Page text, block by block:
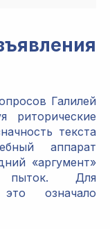
Галилей
риторические
текста
аппарат
«аргумент»
Для
это означало